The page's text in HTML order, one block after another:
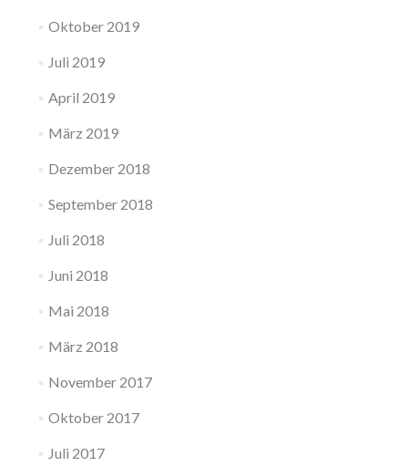
Oktober 2019
Juli 2019
April 2019
März 2019
Dezember 2018
September 2018
Juli 2018
Juni 2018
Mai 2018
März 2018
November 2017
Oktober 2017
Juli 2017